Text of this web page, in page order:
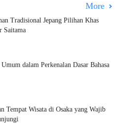
More
Tradisional Jepang Pilihan Khas
Saitama
Umum dalam Perkenalan Dasar Bahasa
Tempat Wisata di Osaka yang Wajib